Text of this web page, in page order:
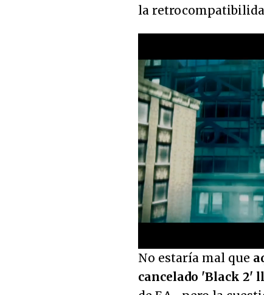
la
Loaded
38.39%
No estaría mal que
cancelado 'Black 2'